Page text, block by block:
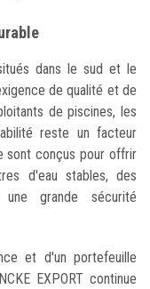
dans le sud et le
de qualité et de
de piscines, les
reste un facteur
sont conçus pour offrir
d'eau stables, des
grande sécurité
et d'un portefeuille
EXPORT continue